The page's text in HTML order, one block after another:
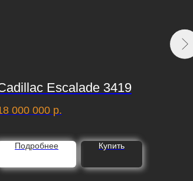
Escalade 3419
000 000 р.
Подробнее Купить